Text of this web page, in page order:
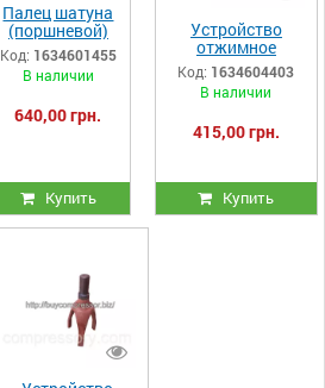
Палец шатуна
(поршневой)
Т328.40.241.05
компрессора
К2ЛОК
Код: 1634601455
В наличии
640,00 грн.
Купить
Устройство
отжимное
Т328.40.173.00сб
компрессора
К2ЛОК
Код: 1634604403
В наличии
415,00 грн.
Купить